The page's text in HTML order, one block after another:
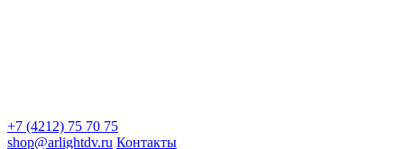
+7 (4212) 75 70 75
shop@arlightdv.ru Контакты